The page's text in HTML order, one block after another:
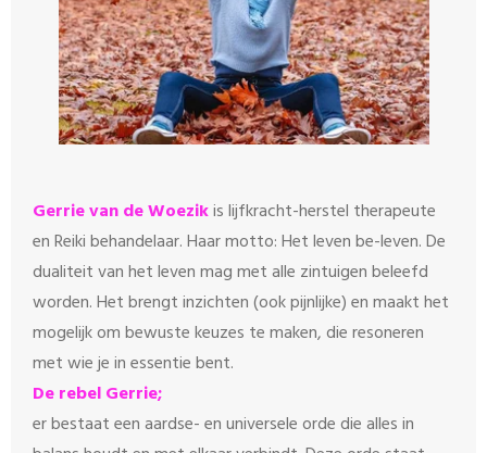
Gerrie van de Woezikis lijfkracht-herstel therapeute
en Reiki behandelaar. Haar motto: Het leven be-leven. De
dualiteit van het leven mag met alle zintuigen beleefd
worden. Het brengt inzichten (ook pijnlijke) en maakt het
mogelijk om bewuste keuzes te maken, die resoneren
met wie je in essentie bent.
De rebel Gerrie;
er bestaat een aardse- en universele orde die alles in